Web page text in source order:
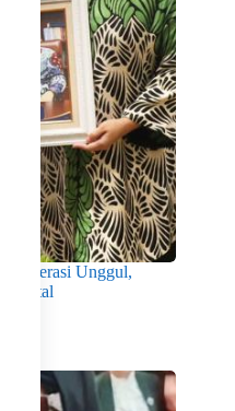
Generasi Unggul,
Digital